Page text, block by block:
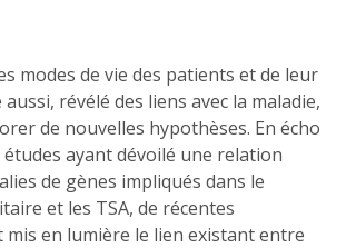
modes de vie des patients et de leur
révélé des liens avec la maladie,
de nouvelles hypothèses. En écho
ayant dévoilé une relation
de gènes impliqués dans le
et les TSA, de récentes
mis en lumière le lien existant entre